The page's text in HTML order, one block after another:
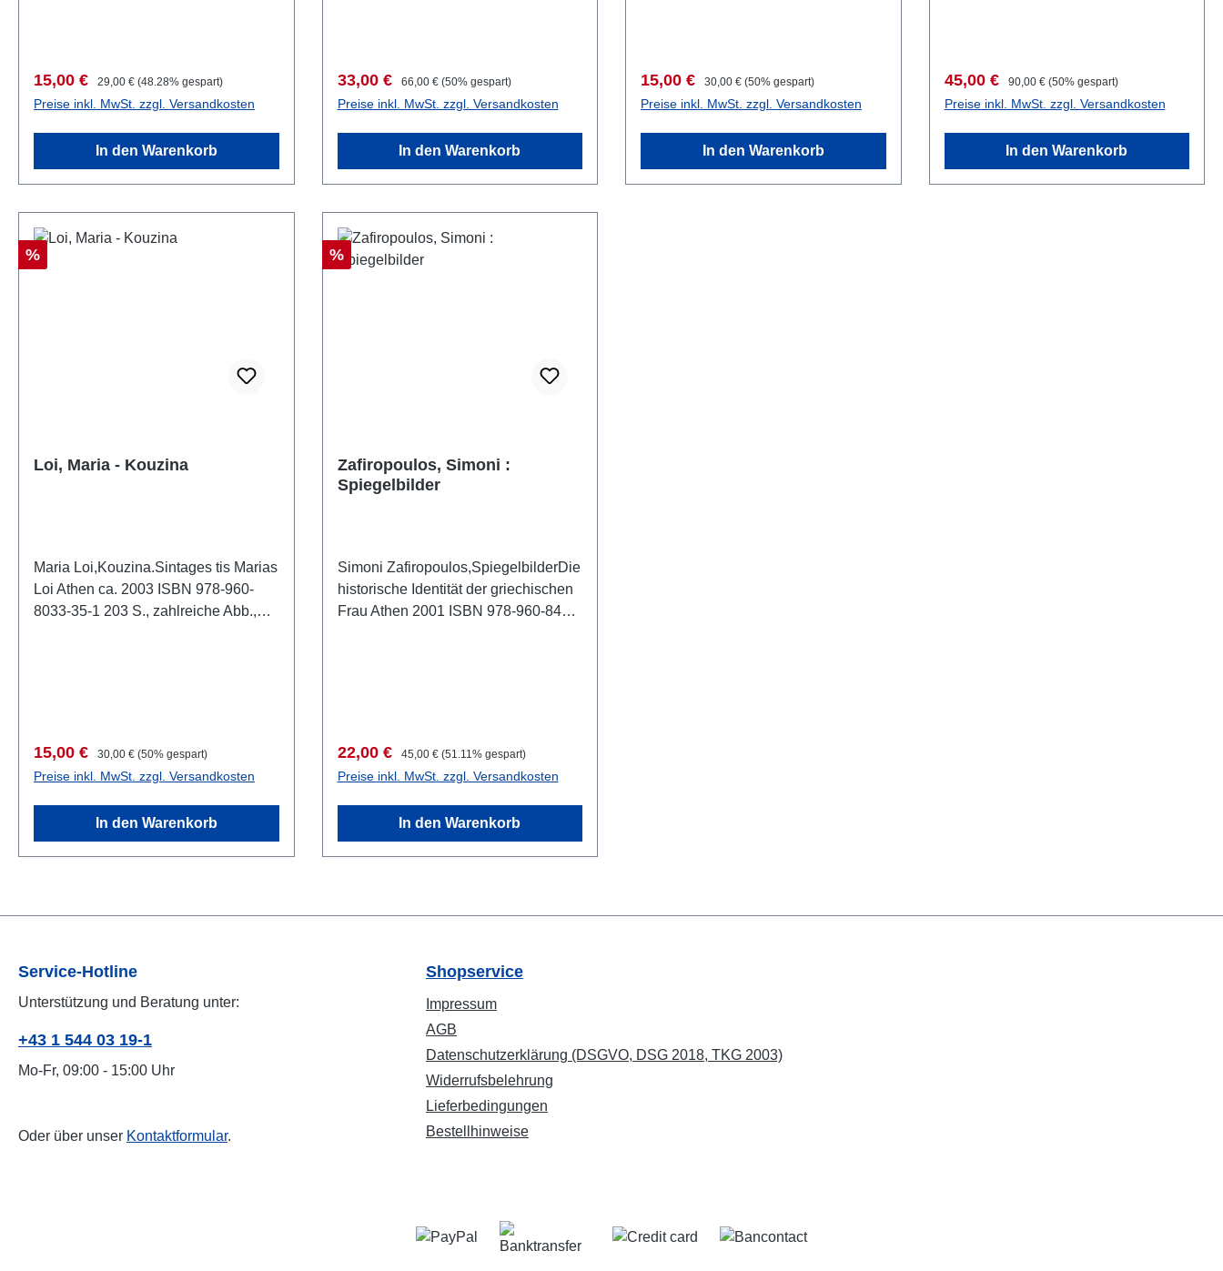
Verkaufspreis:
15,00 € Regulärer Preis:
29,00 € (48.28% gespart)
Preise inkl. MwSt. zzgl. Versandkosten
In den Warenkorb
Verkaufspreis:
33,00 € Regulärer Preis:
66,00 € (50% gespart)
Preise inkl. MwSt. zzgl. Versandkosten
In den Warenkorb
Verkaufspreis:
15,00 € Regulärer Preis:
30,00 € (50% gespart)
Preise inkl. MwSt. zzgl. Versandkosten
In den Warenkorb
Verkaufspreis:
45,00 € Regulärer Preis:
90,00 € (50% gespart)
Preise inkl. MwSt. zzgl. Versandkosten
In den Warenkorb
Rabatt
%
Loi, Maria - Kouzina
Maria Loi,Kouzina.Sintages tis Marias
Loi Athen ca. 2003 ISBN 978-960-
8033-35-1 203 S., zahlreiche Abb.,
Verkaufspreis:
15,00 € Regulärer Preis:
30,00 € (50% gespart)
Preise inkl. MwSt. zzgl. Versandkosten
In den Warenkorb
Rabatt
%
Zafiropoulos, Simoni :
Spiegelbilder
Simoni Zafiropoulos,SpiegelbilderDie
historische Identität der griechischen
Frau Athen 2001 ISBN 978-960-8460-
Verkaufspreis:
22,00 € Regulärer Preis:
45,00 € (51.11% gespart)
Preise inkl. MwSt. zzgl. Versandkosten
In den Warenkorb
Service-Hotline
Unterstützung und Beratung unter:
+43 1 544 03 19-1
Mo-Fr, 09:00 - 15:00 Uhr
Oder über unser Kontaktformular.
Shopservice
Impressum
AGB
Datenschutzerklärung (DSGVO, DSG 2018, TKG 2003)
Widerrufsbelehrung
Lieferbedingungen
Bestellhinweise